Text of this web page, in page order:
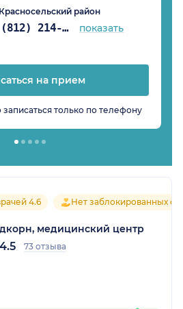
Красносельский район
+7 (812) 214-36-84 показать
на прием
только по телефону
4.6 Нет заблокированных
медицинский центр
4.5 73 отзыва